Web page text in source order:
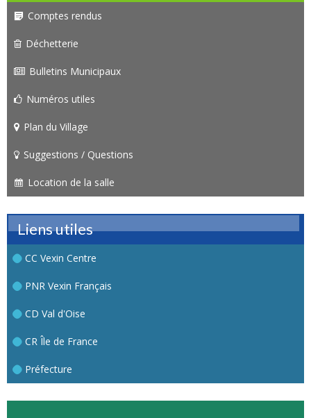
Comptes rendus
Déchetterie
Bulletins Municipaux
Numéros utiles
Plan du Village
Suggestions / Questions
Location de la salle
Liens utiles
CC Vexin Centre
PNR Vexin Français
CD Val d'Oise
CR Île de France
Préfecture